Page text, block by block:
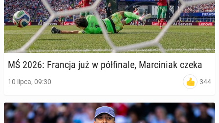
MŚ 2026: Francja już w pół­fi­na­le, Mar­ci­niak czeka
10 lipca, 09:30 344